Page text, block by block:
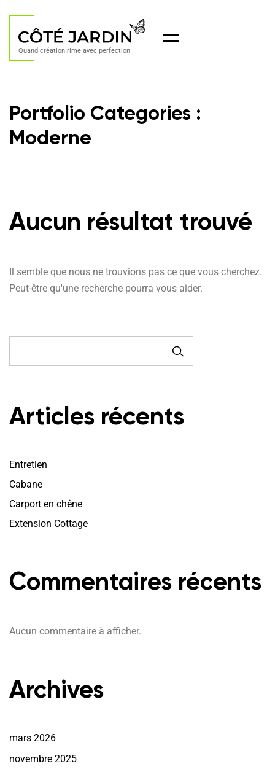
Quand création rime avec perfection
Menu
Portfolio Categories :
Moderne
Aucun résultat trouvé
Il semble que nous ne trouvions pas ce que vous cherchez.
Peut-être qu'une recherche pourra vous aider.
Articles récents
Entretien
Cabane
Carport en chêne
Extension Cottage
Commentaires récents
Aucun commentaire à afficher.
Archives
mars 2026
novembre 2025